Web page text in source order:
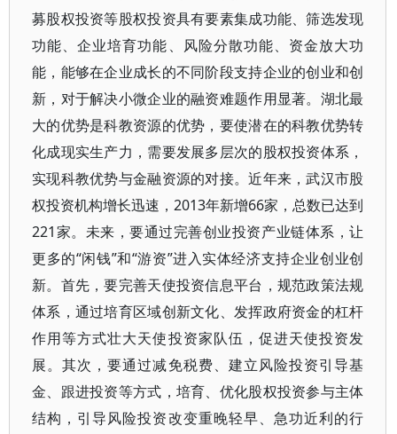
募股权投资等股权投资具有要素集成功能、筛选发现
功能、企业培育功能、风险分散功能、资金放大功
能，能够在企业成长的不同阶段支持企业的创业和创
新，对于解决小微企业的融资难题作用显著。湖北最
大的优势是科教资源的优势，要使潜在的科教优势转
化成现实生产力，需要发展多层次的股权投资体系，
实现科教优势与金融资源的对接。近年来，武汉市股
权投资机构增长迅速，2013年新增66家，总数已达到
221家。未来，要通过完善创业投资产业链体系，让
更多的“闲钱”和“游资”进入实体经济支持企业创业创
新。首先，要完善天使投资信息平台，规范政策法规
体系，通过培育区域创新文化、发挥政府资金的杠杆
作用等方式壮大天使投资家队伍，促进天使投资发
展。其次，要通过减免税费、建立风险投资引导基
金、跟进投资等方式，培育、优化股权投资参与主体
结构，引导风险投资改变重晚轻早、急功近利的行